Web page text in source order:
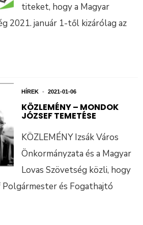
titeket, hogy a Magyar
2021. január 1-től kizárólag az
HÍREK • 2021-01-06
KÖZLEMÉNY – MONDOK
JÓZSEF TEMETÉSE
KÖZLEMÉNY Izsák Város
Önkormányzata és a Magyar
Lovas Szövetség közli, hogy
Polgármester és Fogathajtó